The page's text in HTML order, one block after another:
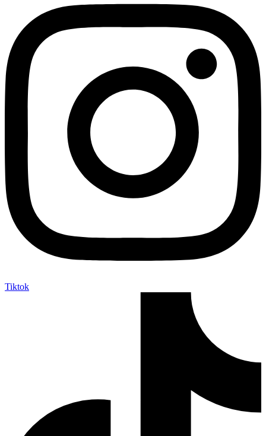
Tiktok